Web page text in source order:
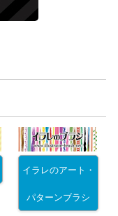
イラレのアート・
パターンブラシ